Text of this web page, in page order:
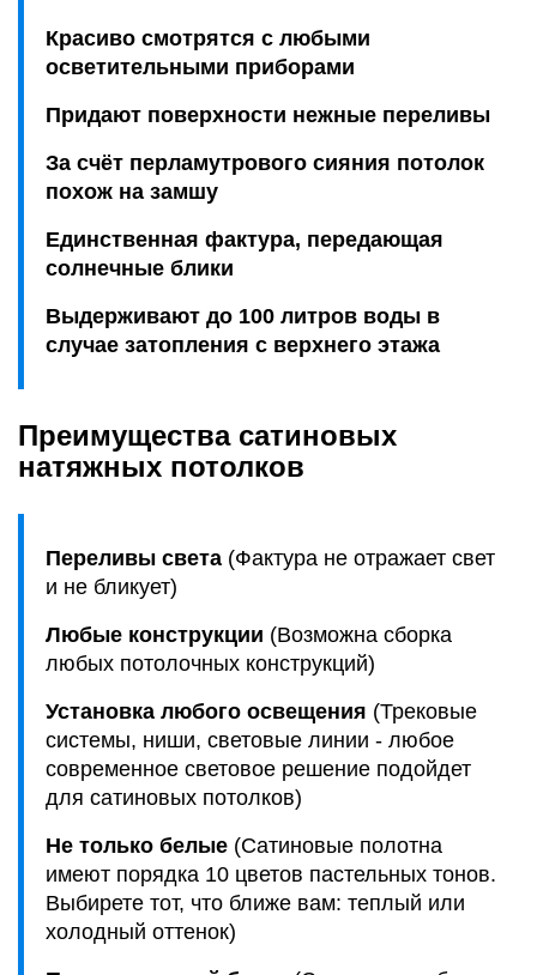
Красиво смотрятся с любыми
осветительными приборами
Придают поверхности нежные переливы
За счёт перламутрового сияния потолок
похож на замшу
Единственная фактура, передающая
солнечные блики
Выдерживают до 100 литров воды в
случае затопления с верхнего этажа
Преимущества сатиновых
натяжных потолков
Переливы света(Фактура не отражает свет
и не бликует)
Любые конструкции (Возможна сборка
любых потолочных конструкций)
Установка любого освещения (Трековые
системы, ниши, световые линии - любое
современное световое решение подойдет
для сатиновых потолков)
Не только белые(Сатиновые полотна
имеют порядка 10 цветов пастельных тонов.
Выбирете тот, что ближе вам: теплый или
холодный оттенок)